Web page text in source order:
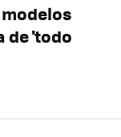
de 'todo